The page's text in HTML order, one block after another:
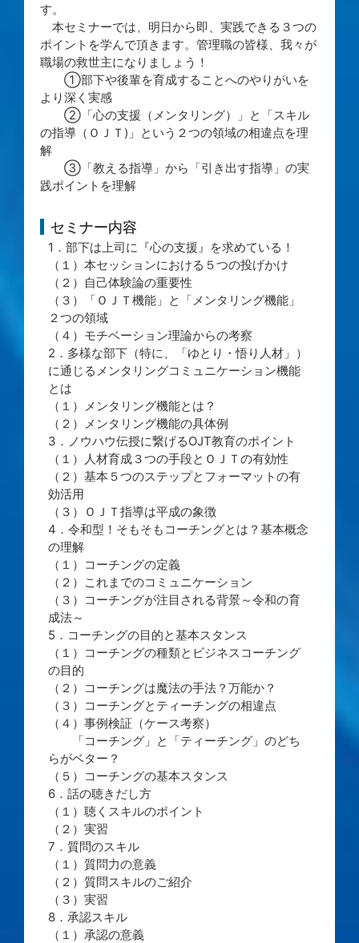
す。
本セミナーでは、明日から即、実践できる３つの
ポイントを学んで頂きます。管理職の皆様、我々が
職場の救世主になりましょう！
①部下や後輩を育成することへのやりがいを
より深く実感
②「心の支援（メンタリング）」と「スキル
の指導（ＯＪＴ)」という２つの領域の相違点を理
解
③「教える指導」から「引き出す指導」の実
践ポイントを理解
セミナー内容
1．部下は上司に『心の支援』を求めている！
（１）本セッションにおける５つの投げかけ
（２）自己体験論の重要性
（３）「ＯＪＴ機能」と「メンタリング機能」
２つの領域
（４）モチベーション理論からの考察
2．多様な部下（特に、「ゆとり・悟り人材」）
に通じるメンタリングコミュニケーション機能
とは
（１）メンタリング機能とは？
（２）メンタリング機能の具体例
3．ノウハウ伝授に繋げるOJT教育のポイント
（１）人材育成３つの手段とＯＪＴの有効性
（２）基本５つのステップとフォーマットの有
効活用
（３）ＯＪＴ指導は平成の象徴
4．令和型！そもそもコーチングとは？基本概念
の理解
（１）コーチングの定義
（２）これまでのコミュニケーション
（３）コーチングが注目される背景～令和の育
成法～
5．コーチングの目的と基本スタンス
（１）コーチングの種類とビジネスコーチング
の目的
（２）コーチングは魔法の手法？万能か？
（３）コーチングとティーチングの相違点
（４）事例検証（ケース考察）
「コーチング」と「ティーチング」のどち
らがベター？
（５）コーチングの基本スタンス
6．話の聴きだし方
（１）聴くスキルのポイント
（２）実習
7．質問のスキル
（１）質問力の意義
（２）質問スキルのご紹介
（３）実習
8．承認スキル
（１）承認の意義